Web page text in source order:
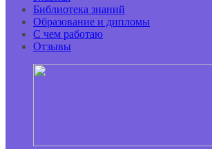
Библиотека знаний
Образование и дипломы
С чем работаю
Отзывы